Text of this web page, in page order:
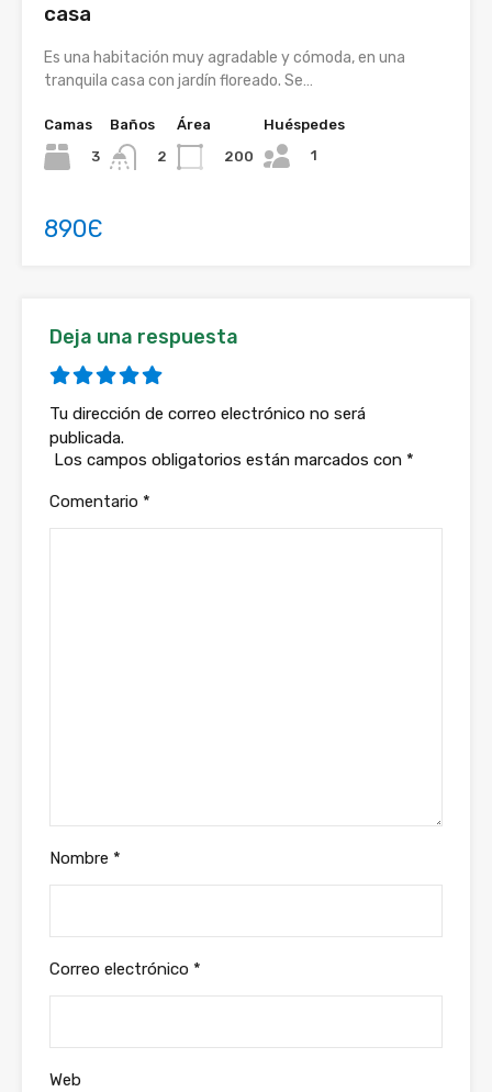
casa
Es una habitación muy agradable y cómoda, en una
tranquila casa con jardín floreado. Se…
Camas
3
Baños
2
Área
200
Huéspedes
1
890Є
Deja una respuesta
Tu dirección de correo electrónico no será
publicada.
Los campos obligatorios están marcados con *
Comentario *
Nombre *
Correo electrónico *
Web